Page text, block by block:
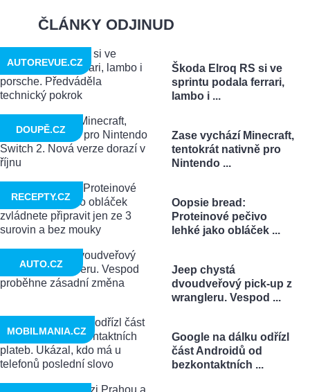
ČLÁNKY ODJINUD
Škoda Elroq RS si ve
sprintu podala ferrari,
lambo i ...
AUTOREVUE.CZ
Zase vychází Minecraft,
tentokrát nativně pro
Nintendo ...
DOUPĚ.CZ
Oopsie bread:
Proteinové pečivo
lehké jako obláček ...
RECEPTY.CZ
Jeep chystá
dvoudveřový pick-up z
wrangleru. Vespod ...
AUTO.CZ
Google na dálku odřízl
část Androidů od
bezkontaktních ...
MOBILMANIA.CZ